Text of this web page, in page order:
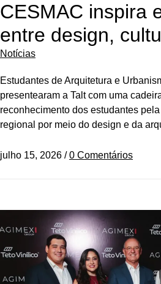
CESMAC inspira
entre design,
Notícias
Estudantes de Arquitetura e
presentearam a Talt com uma
reconhecimento dos estudantes
regional por meio do design e da
julho 15, 2026 / 0 Comentários